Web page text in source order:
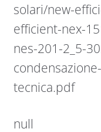
solari/new-
efficient-nex-
nes-201-2_5-
tecnica.pdf
null